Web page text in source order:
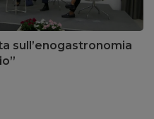
sull’enogastronomia